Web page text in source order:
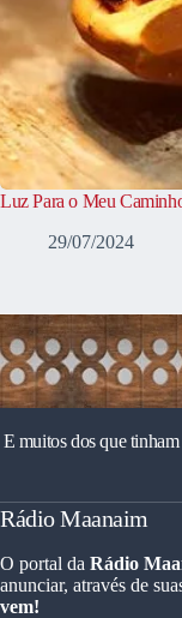
Luz Para o Meu
29/07/2024
E muitos dos que
Rádio Maanaim
O portal da Rádio
anunciar, através de
vem!